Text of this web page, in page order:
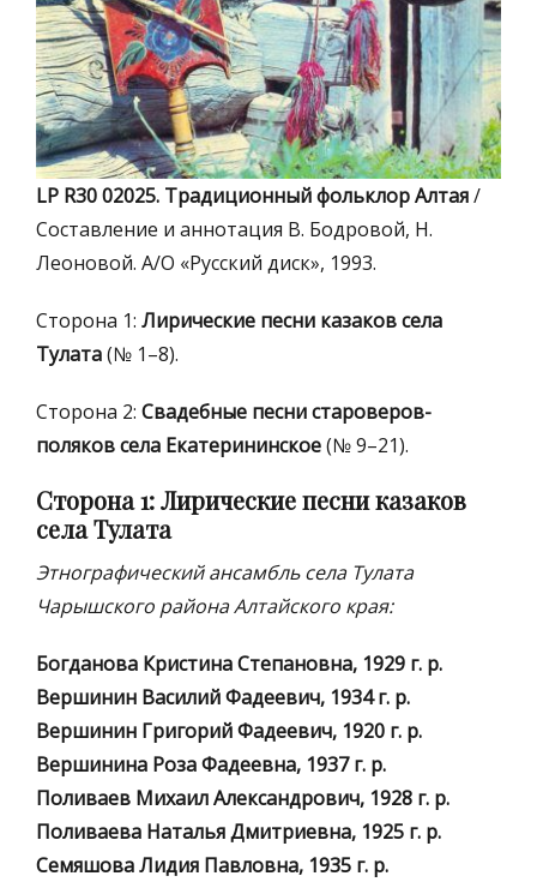
LP R30 02025. Традиционный фольклор Алтая/
Составление и аннотация В. Бодровой, Н.
Леоновой. А/О «Русский диск», 1993.
Сторона 1: Лирические песни казаков села
Тулата(№ 1–8).
Сторона 2: Свадебные песни староверов-
поляков села Екатерининское(№ 9–21).
Сторона 1:Лирические песни казаков
села Тулaта
Этнографический ансамбль села Тулaта
Чарышского района Алтайского края:
Богданова Кристина Степановна, 1929 г. р.
Вершинин Василий Фадеевич, 1934 г. р.
Вершинин Григорий Фадеевич, 1920 г. р.
Вершинина Роза Фадеевна, 1937 г. р.
Поливаев Михаил Александрович, 1928 г. р.
Поливаева Наталья Дмитриевна, 1925 г. р.
Семяшова Лидия Павловна, 1935 г. р.